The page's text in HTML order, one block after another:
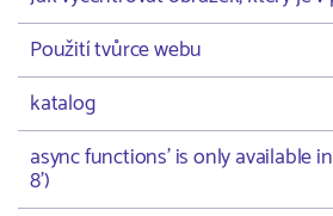
Použití tvůrce webu
katalog
async functions' is only available
8')